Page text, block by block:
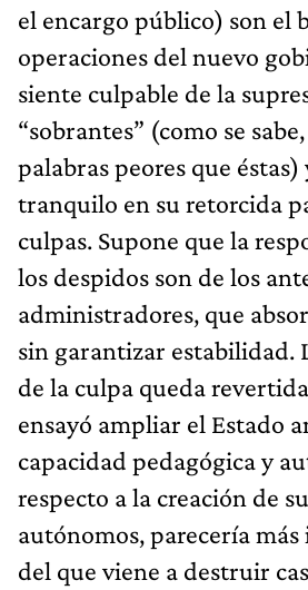
el encargo público) son el
operaciones del nuevo
siente culpable de la
“sobrantes” (como se
palabras peores que éstas)
tranquilo en su retorcida
culpas. Supone que la
los despidos son de los
administradores, que
sin garantizar estabilidad.
de la culpa queda
ensayó ampliar el Estado
capacidad pedagógica y
respecto a la creación de
autónomos, parecería más
del que viene a destruir